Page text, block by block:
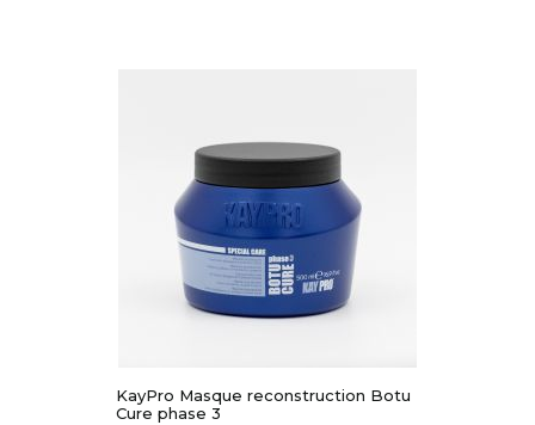
KayPro Masque reconstruction Botu
Cure phase 3